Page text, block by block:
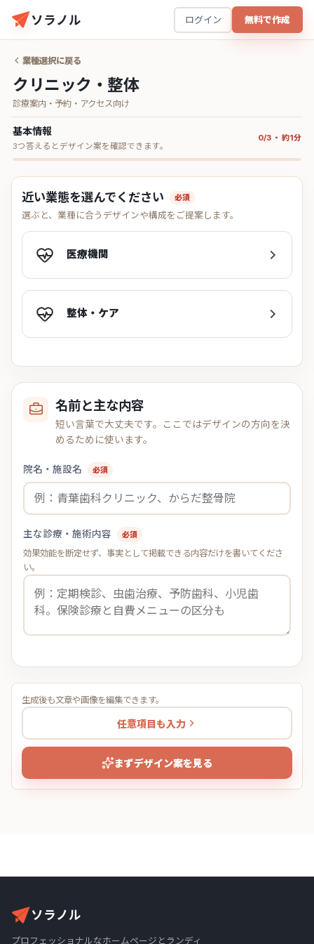
ソラノル ログイン 無料で作成
業種選択に戻る
クリニック・整体
診療案内・予約・アクセス向け
基本情報
3つ答えるとデザイン案を確認できます。
0/3 ・ 約1分
近い業態を選んでください 必須
選ぶと、業種に合うデザインや構成をご提案します。
医療機関
整体・ケア
名前と主な内容
短い言葉で大丈夫です。ここではデザインの方向を決
めるために使います。
院名・施設名 必須
主な診療・施術内容 必須
効果効能を断定せず、事実として掲載できる内容だけを書いてくださ
い。
生成後も文章や画像を編集できます。
任意項目も入力
まずデザイン案を見る
ソラノル
プロフェッショナルなホームページとランディ